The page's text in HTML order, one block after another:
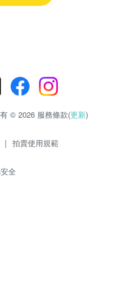
© 2026 服務條款(更新)
| 拍賣使用規範
全